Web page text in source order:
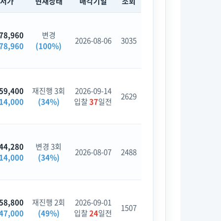
변경
(100%)
2026-08-06 3035
재진행 3회
(34%)
2026-09-14
입찰37일전 2629
변경 3회
(34%)
2026-08-07 2488
재진행 2회
(49%)
2026-09-01
입찰24일전 1507